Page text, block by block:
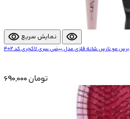
visibility نمایش سریع visibility
برس مو نارس شانه فلزی مدل بیضی سری لاکچری کد 402
690,000 تومان